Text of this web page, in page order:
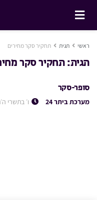
ראשי תגית תחקיר סקר מחירים
תגית:תחקיר סקר
סופר-סקר
מערכת ביתר 24 ו׳ בתשרי